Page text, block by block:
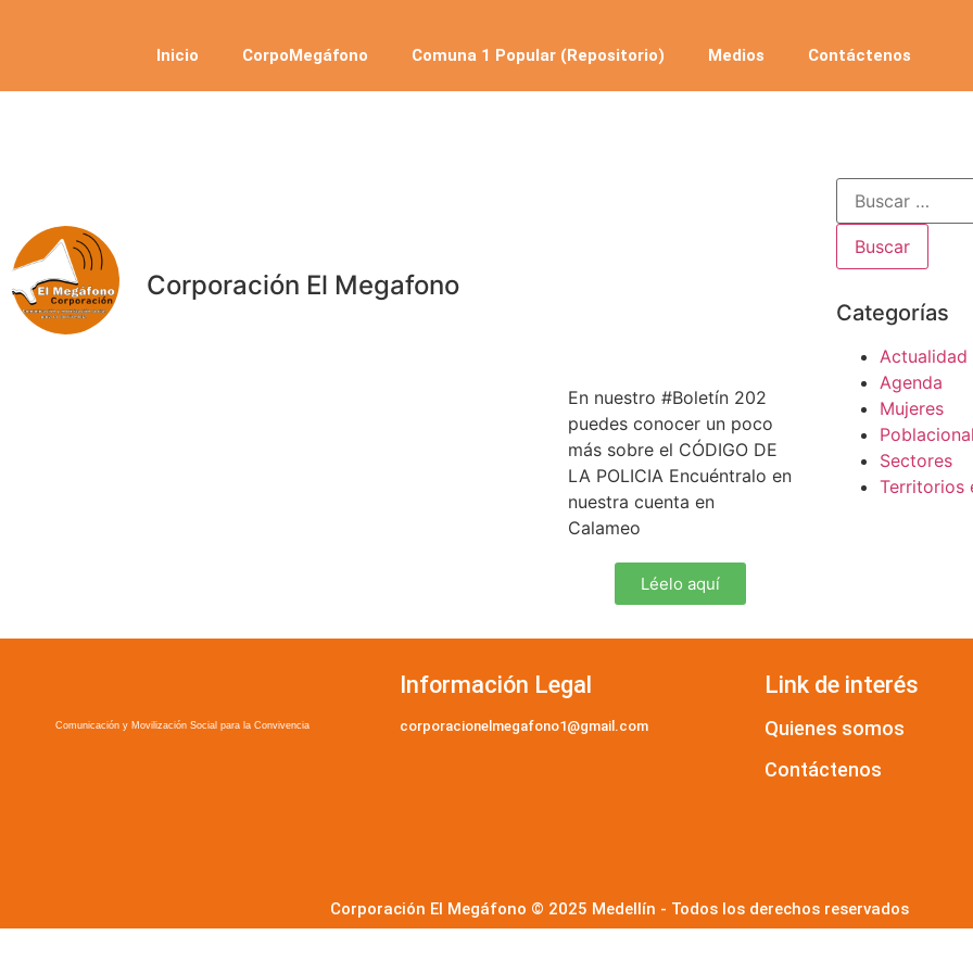
Inicio CorpoMegáfono Comuna 1 Popular (Repositorio) Medios Contáctenos
Corporación El Megafono
En nuestro #Boletín 202
puedes conocer un poco
más sobre el CÓDIGO DE
LA POLICIA Encuéntralo en
nuestra cuenta en
Calameo
Léelo aquí
Categorías
Actualidad
Agenda
Mujeres
Sectores
Territorios
Comunicación y Movilización Social para la Convivencia
Información Legal
corporacionelmegafono1@gmail.com
Link de interés
Quienes somos
Contáctenos
Corporación El Megáfono © 2025 Medellín - Todos los derechos reservados